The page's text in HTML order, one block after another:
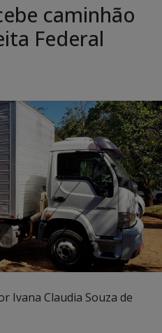
caminhão
Federal
Ivana Claudia Souza de